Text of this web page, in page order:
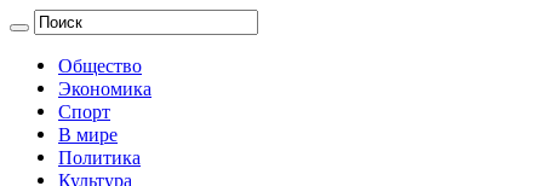
Общество
Экономика
Спорт
В мире
Политика
Культура